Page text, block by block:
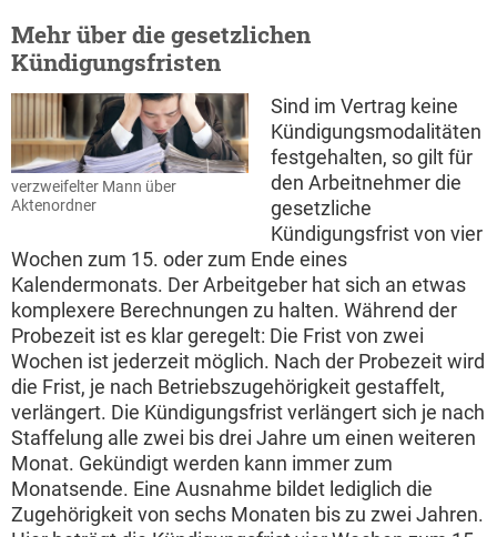
Mehr über die gesetzlichen
Kündigungsfristen
verzweifelter Mann über
Aktenordner
Sind im Vertrag keine
Kündigungsmodalitäten
festgehalten, so gilt für
den Arbeitnehmer die
gesetzliche
Kündigungsfrist von vier
Wochen zum 15. oder zum Ende eines
Kalendermonats. Der Arbeitgeber hat sich an etwas
komplexere Berechnungen zu halten. Während der
Probezeit ist es klar geregelt: Die Frist von zwei
Wochen ist jederzeit möglich. Nach der Probezeit wird
die Frist, je nach Betriebszugehörigkeit gestaffelt,
verlängert. Die Kündigungsfrist verlängert sich je nach
Staffelung alle zwei bis drei Jahre um einen weiteren
Monat. Gekündigt werden kann immer zum
Monatsende. Eine Ausnahme bildet lediglich die
Zugehörigkeit von sechs Monaten bis zu zwei Jahren.